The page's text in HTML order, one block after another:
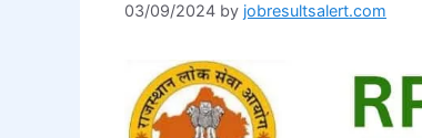
03/09/2024 by jobresultsalert.com